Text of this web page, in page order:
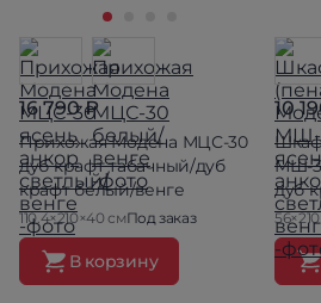
16 790 ₽
Прихожая Модена МЦС-30
дуб крафт табачный/дуб
крафт белый/венге
110.4×210×40 смПод заказ
В корзину
10
МШ-
дуб